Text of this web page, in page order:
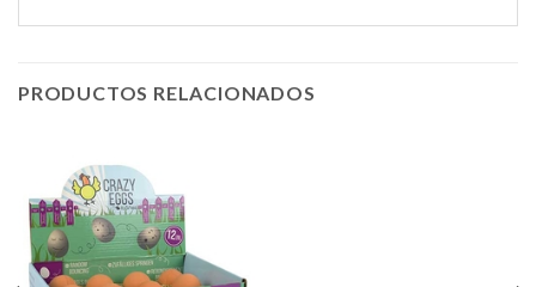
PRODUCTOS RELACIONADOS